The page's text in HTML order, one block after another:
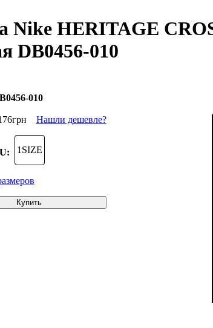
Nike HERITAGE
DB0456-010
010
грн Нашли дешевле?
1SIZE
Купить